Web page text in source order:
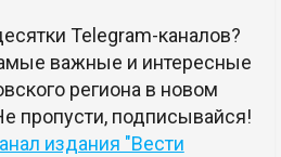
Telegram-каналов?
важные и интересные
региона в новом
пропусти, подписывайся!
издания "Вести